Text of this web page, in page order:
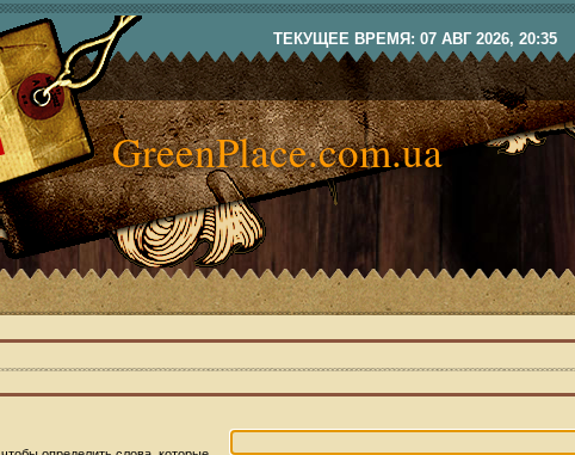
ТЕКУЩЕЕ ВРЕМЯ: 07 АВГ 2026, 20:35
GreenPlace.com.ua